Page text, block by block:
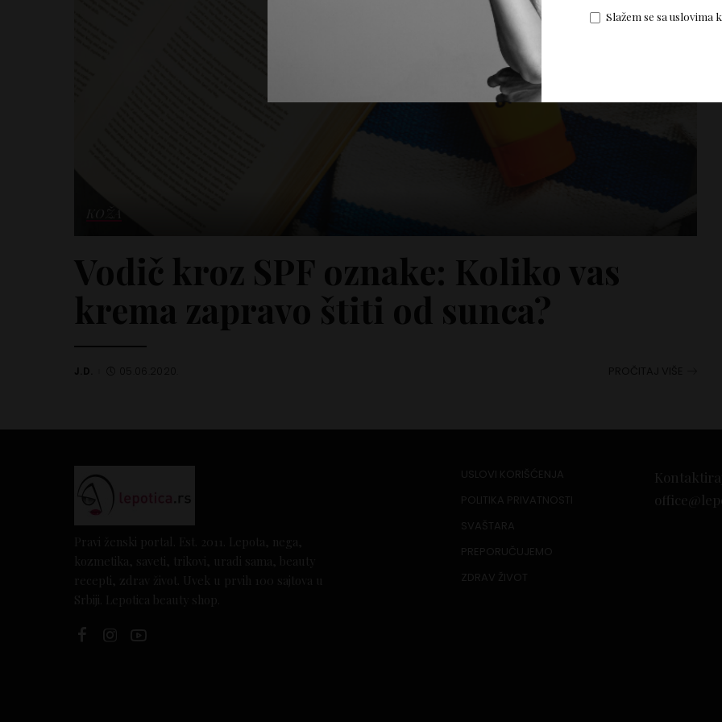
Slažem se sa uslovima
Vodič kroz SPF oznake: Koliko vas
krema zapravo štiti od sunca?
Posted
J.D.
USLOVI KORIŠĆENJA
POLITIKA PRIVATNOSTI
SVAŠTARA
PREPORUČUJEMO
ZDRAV ŽIVOT